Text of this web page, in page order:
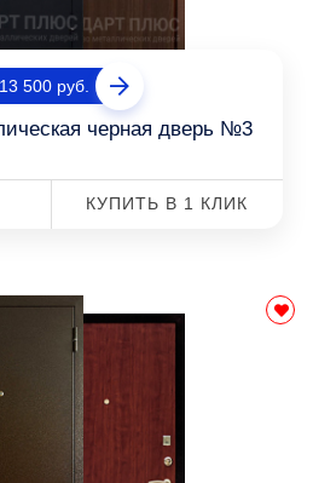
500 руб.
черная дверь №3
КУПИТЬ В 1 КЛИК